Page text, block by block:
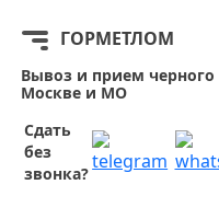
ГОРМЕТЛОМ
Вывоз и прием
Москве и МО
Сдать
без
звонка?